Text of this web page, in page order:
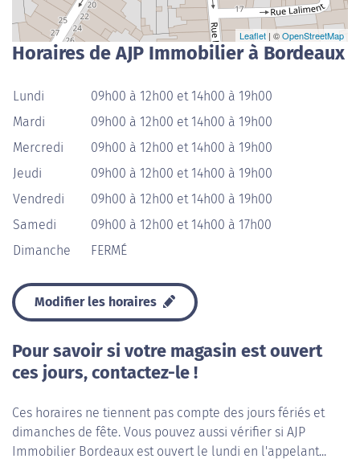
Leaflet | ©OpenStreetMap
Horaires de AJP Immobilier à Bordeaux
Lundi
09h00 à 12h00 et 14h00 à 19h00
Mardi
09h00 à 12h00 et 14h00 à 19h00
Mercredi
09h00 à 12h00 et 14h00 à 19h00
Jeudi
09h00 à 12h00 et 14h00 à 19h00
Vendredi
09h00 à 12h00 et 14h00 à 19h00
Samedi
09h00 à 12h00 et 14h00 à 17h00
Dimanche
FERMÉ
Modifier les horaires
Pour savoir si votre magasin est ouvert
ces jours, contactez-le !
Ces horaires ne tiennent pas compte des jours fériés et
dimanches de fête. Vous pouvez aussi vérifier si AJP
Immobilier Bordeaux est ouvert le lundi en l'appelant...